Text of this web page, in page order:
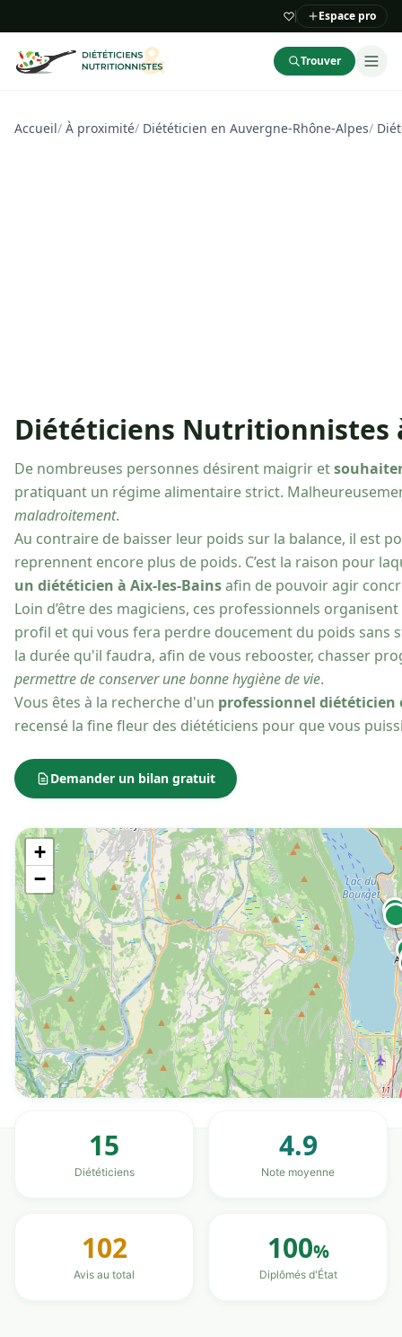
Espace pro
Trouver
Accueil/ À proximité/ Diététicien en Auvergne-Rhône-Alpes/
Diététiciens Nutritionnistes
De nombreuses personnes désirent maigrir et
pratiquant un régime alimentaire strict.
maladroitement.
Au contraire de baisser leur poids sur la balance, il est
reprennent encore plus de poids. C’est la raison pour
un diététicien à Aix-les-Bainsafin de pouvoir agir
Loin d’être des magiciens, ces professionnels
profil et qui vous fera perdre doucement du poids
la durée qu'il faudra, afin de vous rebooster, chasser
permettre de conserver une bonne hygiène de vie.
Vous êtes à la recherche d'un professionnel
recensé la fine fleur des diététiciens pour que vous
Demander un bilan gratuit
+
−
15
Diététiciens
4.9
Note moyenne
102
Avis au total
100%
Diplômés d'État